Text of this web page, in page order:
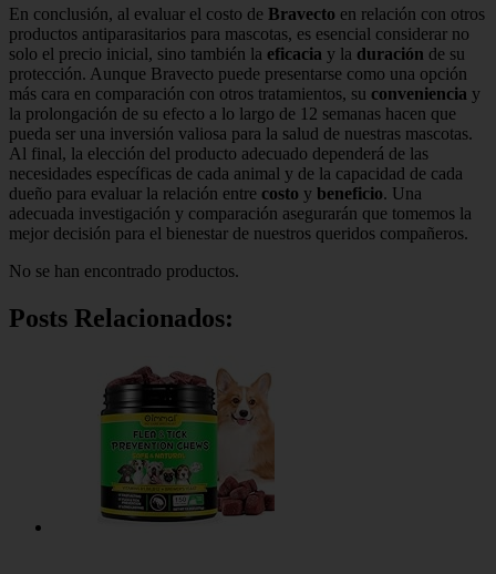
En conclusión, al evaluar el costo de Bravecto en relación con otros
productos antiparasitarios para mascotas, es esencial considerar no
solo el precio inicial, sino también la eficacia y la duración de su
protección. Aunque Bravecto puede presentarse como una opción
más cara en comparación con otros tratamientos, su conveniencia y
la prolongación de su efecto a lo largo de 12 semanas hacen que
pueda ser una inversión valiosa para la salud de nuestras mascotas.
Al final, la elección del producto adecuado dependerá de las
necesidades específicas de cada animal y de la capacidad de cada
dueño para evaluar la relación entre costo y beneficio. Una
adecuada investigación y comparación asegurarán que tomemos la
mejor decisión para el bienestar de nuestros queridos compañeros.
No se han encontrado productos.
Posts Relacionados: